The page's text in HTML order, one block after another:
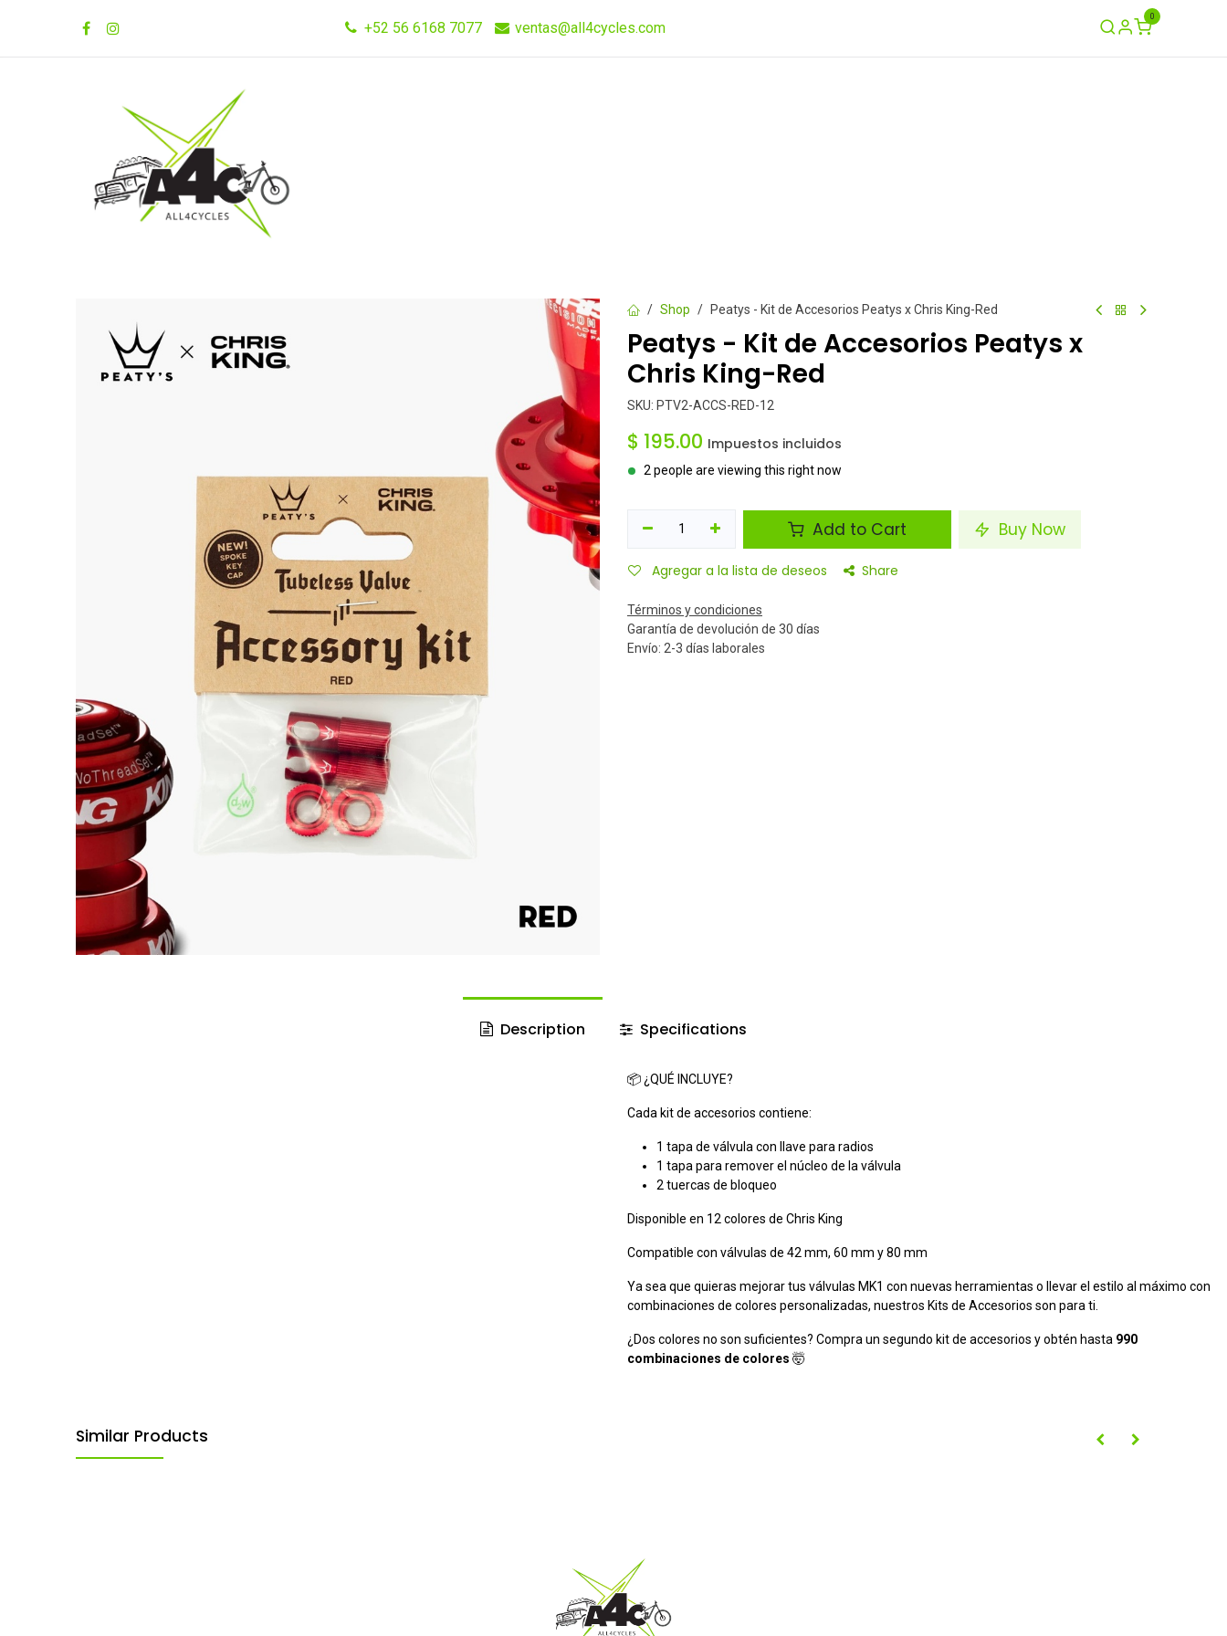
+52 56 6168 7077 ventas@all4cycles.com
0
Inicio Tienda
Shop Peatys - Kit de Accesorios Peatys x Chris King-Red
Peatys - Kit de Accesorios Peatys x
Chris King-Red
SKU: PTV2-ACCS-RED-12
$ 195.00 Impuestos incluidos
2 people are viewing this right now
Add to Cart Buy Now
Agregar a la lista de deseos Share
Términos y condiciones
Garantía de devolución de 30 días
Envío: 2-3 días laborales
Description Specifications
📦 ¿QUÉ INCLUYE?
Cada kit de accesorios contiene:
1 tapa de válvula con llave para radios
1 tapa para remover el núcleo de la válvula
2 tuercas de bloqueo
Disponible en 12 colores de Chris King
Compatible con válvulas de 42 mm, 60 mm y 80 mm
Ya sea que quieras mejorar tus válvulas MK1 con nuevas herramientas o llevar el estilo al máximo con
combinaciones de colores personalizadas, nuestros Kits de Accesorios son para ti.
¿Dos colores no son suficientes? Compra un segundo kit de accesorios y obtén hasta 990
combinaciones de colores 🤯
Similar Products